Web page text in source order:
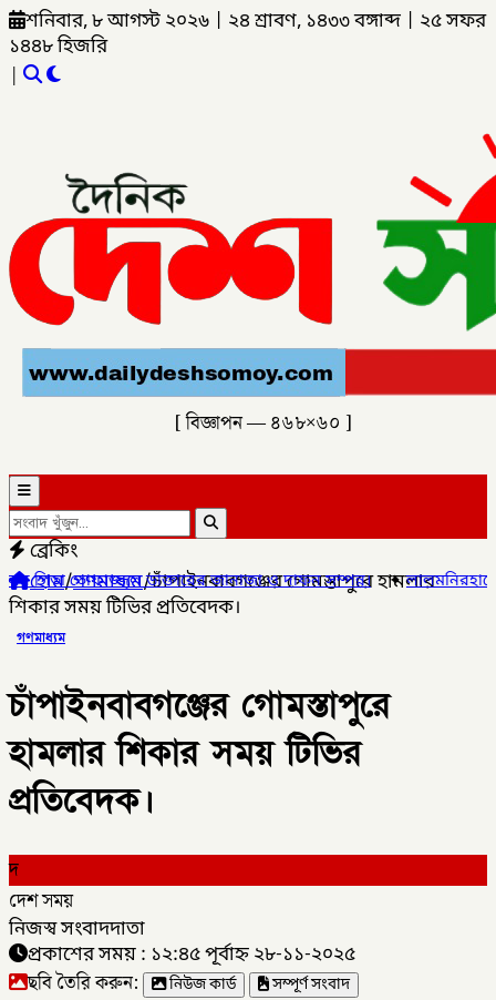
শনিবার, ৮ আগস্ট ২০২৬ ২৪ শ্রাবণ, ১৪৩৩ বঙ্গাব্দ
২৫ সফর
১৪৪৮ হিজরি
|
[ বিজ্ঞাপন — ৪৬৮×৬০ ]
ব্রেকিং
জানাজা ও দাফন সম্পন্ন।✦লালমনিরহাটের ৫ উপজেলার
হোম/গণমাধ্যম/চাঁপাইনবাবগঞ্জের গোমস্তাপুরে হামলার
শিকার সময় টিভির প্রতিবেদক।
গণমাধ্যম
চাঁপাইনবাবগঞ্জের গোমস্তাপুরে
হামলার শিকার সময় টিভির
প্রতিবেদক।
দ
দেশ সময়
নিজস্ব সংবাদদাতা
প্রকাশের সময় : ১২:৪৫ পূর্বাহ্ন ২৮-১১-২০২৫
ছবি তৈরি করুন: নিউজ কার্ড
সম্পূর্ণ সংবাদ